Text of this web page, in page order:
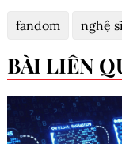
fandom nghệ
BÀI LIÊN